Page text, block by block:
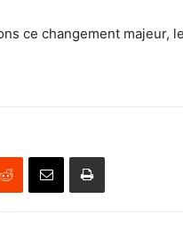
ce changement majeur,